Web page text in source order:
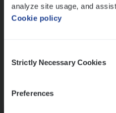
analyze site usage, and
Cookie policy
Selection
Strictly Necessary Cookies
Preferences